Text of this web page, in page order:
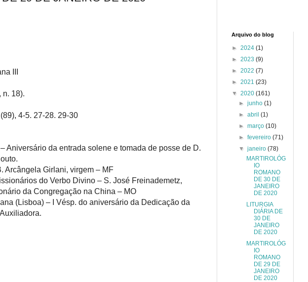
III
n. 18).
4-5. 27-28. 29-30
Aniversário da entrada solene e tomada de posse de D.
Arcângela Girlani, virgem – MF
do Verbo Divino – S. José Freinademetz,
da Congregação na China – MO
(Lisboa) – I Vésp. do aniversário da Dedicação da
Arquivo do blog
► 2024 (1)
► 2023 (9)
► 2022 (7)
► 2021 (23)
▼ 2020 (161)
►junho(1)
►abril(1)
►março(10)
►fevereiro(71)
▼janeiro(78)
MARTIROLÓG
IO
ROMANO
DE 30 DE
JANEIRO
DE 2020
LITURGIA
DIÁRIA DE
30 DE
JANEIRO
DE 2020
MARTIROLÓG
IO
ROMANO
DE 29 DE
JANEIRO
DE 2020